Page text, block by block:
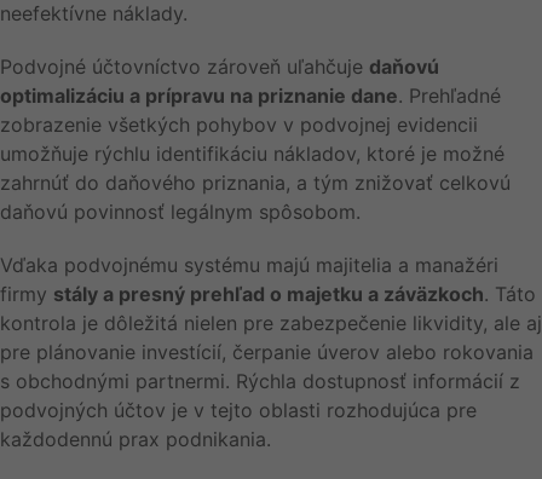
neefektívne náklady.
Podvojné účtovníctvo zároveň uľahčuje daňovú
optimalizáciu a prípravu na priznanie dane. Prehľadné
zobrazenie všetkých pohybov v podvojnej evidencii
umožňuje rýchlu identifikáciu nákladov, ktoré je možné
zahrnúť do daňového priznania, a tým znižovať celkovú
daňovú povinnosť legálnym spôsobom.
Vďaka podvojnému systému majú majitelia a manažéri
firmy stály a presný prehľad o majetku a záväzkoch. Táto
kontrola je dôležitá nielen pre zabezpečenie likvidity, ale aj
pre plánovanie investícií, čerpanie úverov alebo rokovania
s obchodnými partnermi. Rýchla dostupnosť informácií z
podvojných účtov je v tejto oblasti rozhodujúca pre
každodennú prax podnikania.